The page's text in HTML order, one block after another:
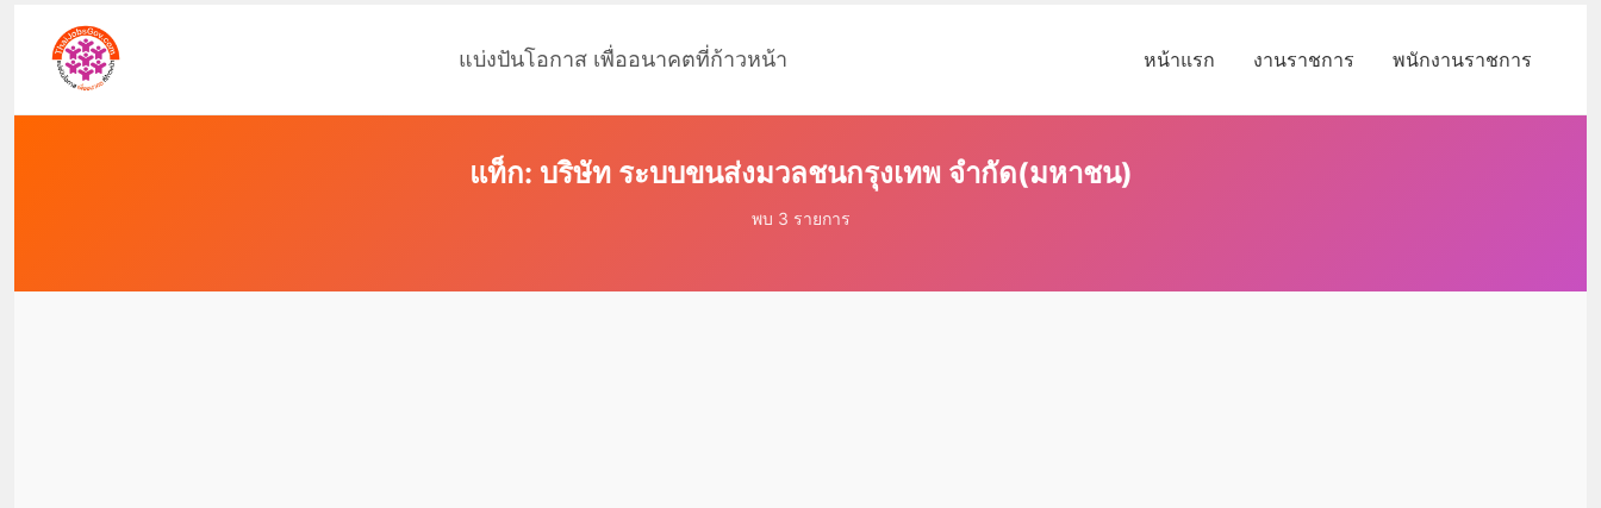
แบ่งปันโอกาส เพื่ออนาคตที่ก้าวหน้า หน้าแรก งานราชการ พนักงานราชการ
แท็ก: บริษัท ระบบขนส่งมวลชนกรุงเทพ จำกัด(มหาชน)
พบ 3 รายการ